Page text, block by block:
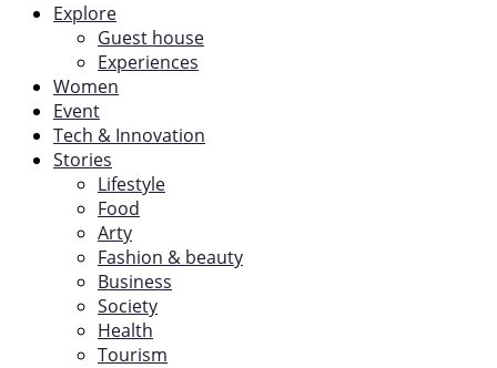
Explore
Guest house
Experiences
Women
Event
Tech & Innovation
Stories
Lifestyle
Food
Arty
Fashion & beauty
Business
Society
Health
Tourism